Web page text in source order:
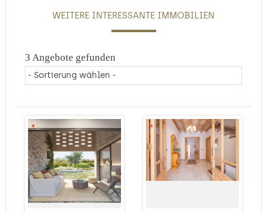
WEITERE INTERESSANTE IMMOBILIEN
3 Angebote gefunden